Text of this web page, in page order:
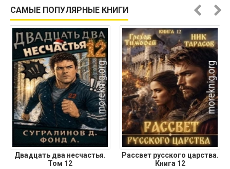
САМЫЕ ПОПУЛЯРНЫЕ КНИГИ
Двадцать два несчастья.
Том 12
Рассвет русского царства.
Книга 12